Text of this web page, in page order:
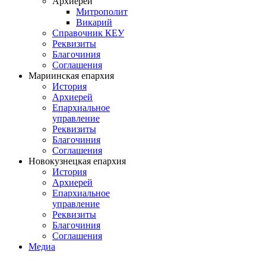
Митрополит
Викарий
Справочник КЕУ
Реквизиты
Благочиния
Соглашения
Мариинская епархия
История
Архиерей
Епархиальное
управление
Реквизиты
Благочиния
Соглашения
Новокузнецкая епархия
История
Архиерей
Епархиальное
управление
Реквизиты
Благочиния
Соглашения
Медиа